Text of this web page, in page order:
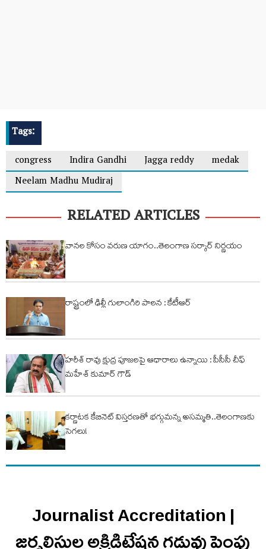
Tags:
congress
Indira Gandhi Jagga reddy
medak
Neelam Madhu Mudiraj
RELATED ARTICLES
వానల కోసం వరుణ యాగం..తెలంగాణ సర్కార్ నిర్ణయం
రాష్ట్రంలో ఢిల్లీ గులాంగిరి పాలన : కేటీఆర్
హరీశ్ రావు క్షుద్ర పూజలపై ఆధారాలు ఉన్నాయి : పీసీసీ చీఫ్
మహేశ్ కుమార్ గౌడ్
కర్ణాటక కేబినెట్ విస్తరణతో భగ్గుమన్న అసమ్మతి..తెలంగాణకు
సెగలు!
Journalist Accreditation |
జర్నలిస్టుల అక్రిడిటేషన్ల గడువు పెంపు